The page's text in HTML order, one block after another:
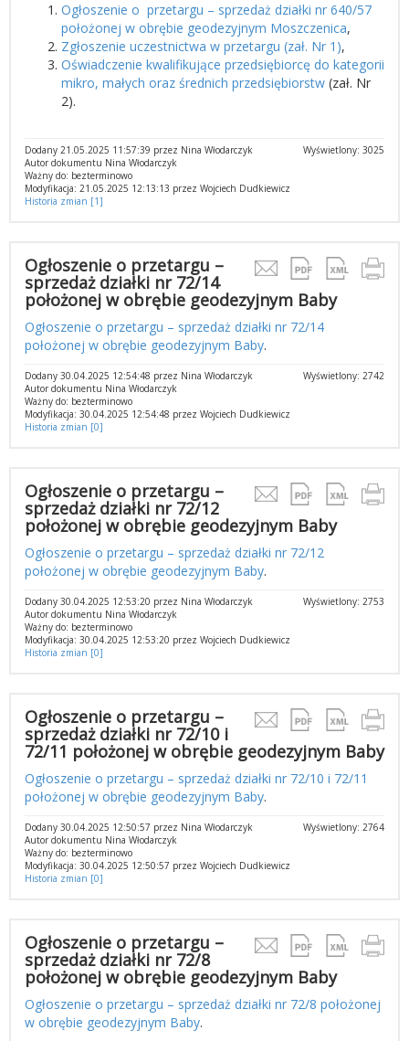
Ogłoszenie o przetargu – sprzedaż działki nr 640/57
położonej w obrębie geodezyjnym Moszczenica,
Zgłoszenie uczestnictwa w przetargu (zał. Nr 1),
Oświadczenie kwalifikujące przedsiębiorcę do kategorii
mikro, małych oraz średnich przedsiębiorstw (zał. Nr
2).
Wyświetlony: 3025
Dodany 21.05.2025 11:57:39 przez Nina Włodarczyk
Autor dokumentu Nina Włodarczyk
Ważny do: bezterminowo
Modyfikacja: 21.05.2025 12:13:13 przez Wojciech Dudkiewicz
Historia zmian [1]
Ogłoszenie o przetargu –
sprzedaż działki nr 72/14
położonej w obrębie geodezyjnym Baby
Ogłoszenie o przetargu – sprzedaż działki nr 72/14
położonej w obrębie geodezyjnym Baby.
Wyświetlony: 2742
Dodany 30.04.2025 12:54:48 przez Nina Włodarczyk
Autor dokumentu Nina Włodarczyk
Ważny do: bezterminowo
Modyfikacja: 30.04.2025 12:54:48 przez Wojciech Dudkiewicz
Historia zmian [0]
Ogłoszenie o przetargu –
sprzedaż działki nr 72/12
położonej w obrębie geodezyjnym Baby
Ogłoszenie o przetargu – sprzedaż działki nr 72/12
położonej w obrębie geodezyjnym Baby.
Wyświetlony: 2753
Dodany 30.04.2025 12:53:20 przez Nina Włodarczyk
Autor dokumentu Nina Włodarczyk
Ważny do: bezterminowo
Modyfikacja: 30.04.2025 12:53:20 przez Wojciech Dudkiewicz
Historia zmian [0]
Ogłoszenie o przetargu –
sprzedaż działki nr 72/10 i
72/11 położonej w obrębie geodezyjnym Baby
Ogłoszenie o przetargu – sprzedaż działki nr 72/10 i 72/11
położonej w obrębie geodezyjnym Baby.
Wyświetlony: 2764
Dodany 30.04.2025 12:50:57 przez Nina Włodarczyk
Autor dokumentu Nina Włodarczyk
Ważny do: bezterminowo
Modyfikacja: 30.04.2025 12:50:57 przez Wojciech Dudkiewicz
Historia zmian [0]
Ogłoszenie o przetargu –
sprzedaż działki nr 72/8
położonej w obrębie geodezyjnym Baby
Ogłoszenie o przetargu – sprzedaż działki nr 72/8 położonej
w obrębie geodezyjnym Baby.